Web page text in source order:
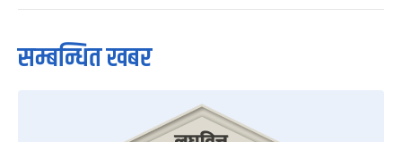
सम्बन्धित खबर